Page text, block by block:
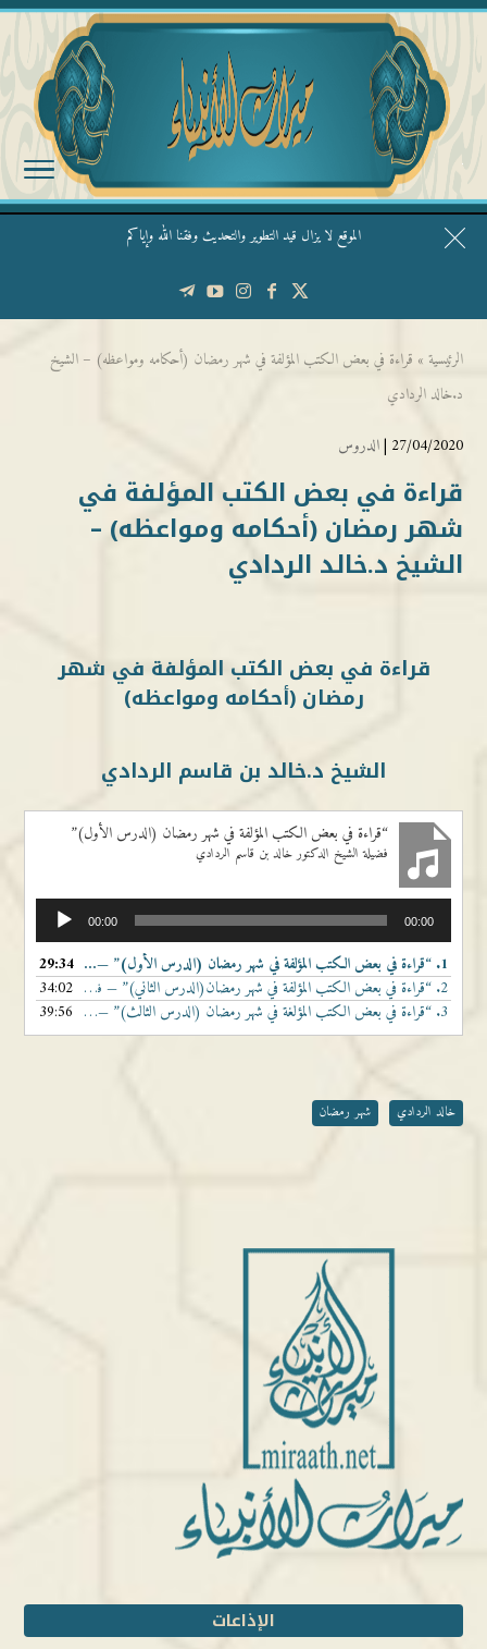
الموقع لا يزال قيد التطوير والتحديث وفقنا الله وإياكم
قال الشيخ ربيع وفقه الله: نحن ليس عندنا تقديس الأشخاص
الرئيسية » قراءة في بعض الكتب المؤلفة في شهر رمضان (أحكامه ومواعظه) – الشيخ
د.خالد الردادي
27/04/2020 | الدروس
قراءة في بعض الكتب المؤلفة في
شهر رمضان (أحكامه ومواعظه) –
الشيخ د.خالد الردادي
قراءة في بعض الكتب المؤلفة في شهر
رمضان (أحكامه ومواعظه)
الشيخ د.خالد بن قاسم الردادي
“قراءة في بعض الكتب المؤلفة في شهر رمضان (الدرس الأول)”
فضيلة الشيخ الدكتور خالد بن قاسم الردادي
الصوت
00:00 00:00
1. “قراءة في بعض الكتب المؤلفة في شهر رمضان (الدرس الأول)” — فضيلة الشيخ الدكتور خالد بن قاسم الردادي
29:34
2. “قراءة في بعض الكتب المؤلفة في شهر رمضان(الدرس الثاني)” — فضيلة الشيخ الدكتور خالد بن قاسم الردادي
34:02
3. “قراءة في بعض الكتب المؤلغة في شهر رمضان (الدرس الثالث)” — فضيلة الشيخ الدكتور خالد بن قاسم الردادي 39:56
خالد الردادي شهر رمضان
الإذاعات